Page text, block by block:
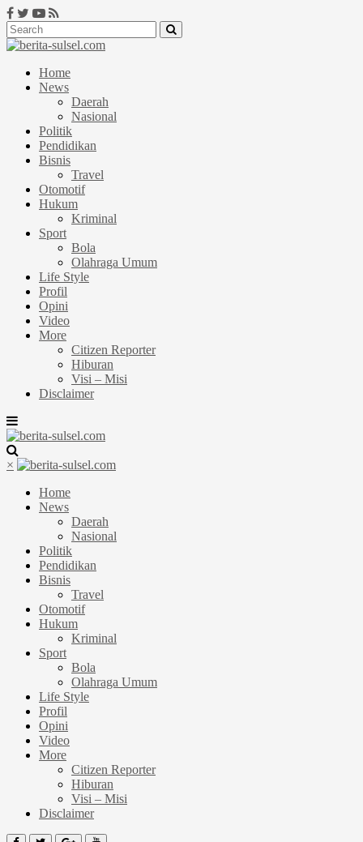
Home
News
Daerah
Nasional
Politik
Pendidikan
Bisnis
Travel
Otomotif
Hukum
Kriminal
Sport
Bola
Olahraga Umum
Life Style
Profil
Opini
Video
More
Citizen Reporter
Hiburan
Visi – Misi
Disclaimer
×
Home
News
Daerah
Nasional
Politik
Pendidikan
Bisnis
Travel
Otomotif
Hukum
Kriminal
Sport
Bola
Olahraga Umum
Life Style
Profil
Opini
Video
More
Citizen Reporter
Hiburan
Visi – Misi
Disclaimer